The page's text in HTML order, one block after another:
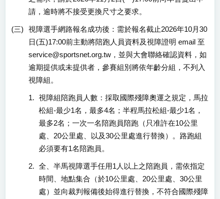
請，逾時將不接受更換尺寸之要求。
(三)
視障選手網路報名成功後：需於報名截止2026年10月30
日(五)17:00前主動將陪跑人員資料及視障證明 email 至
service@sportsnet.org.tw，並與大會聯絡確認資料，如
逾期提供或未提供者，參賽組別將依年齡分組，不列入
視障組。
1. 視障組陪跑員人數：採取國際殘障奧運之規定，馬拉
松組-最少1名，最多4名；半程馬拉松組-最少1名，
最多2名；一次一名陪跑員陪跑（只准許在10公里
處、20公里處、以及30公里處進行替換）。路跑組
必須要有1名陪跑員。
2. 全、半馬視障選手任用1人以上之陪跑員，需依指定
時間、地點集合（於10公里處、20公里處、30公里
處）並向裁判報備後始得進行替換，不符合國際殘障